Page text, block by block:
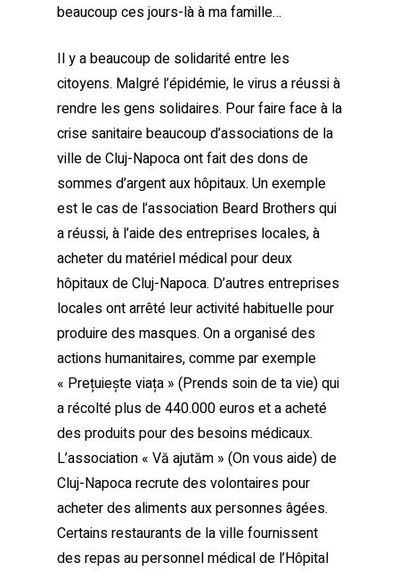
beaucoup ces jours-là à ma famille…
Il y a beaucoup de solidarité entre les
citoyens. Malgré l’épidémie, le virus a réussi à
rendre les gens solidaires. Pour faire face à la
crise sanitaire beaucoup d’associations de la
ville de Cluj-Napoca ont fait des dons de
sommes d’argent aux hôpitaux. Un exemple
est le cas de l’association Beard Brothers qui
a réussi, à l’aide des entreprises locales, à
acheter du matériel médical pour deux
hôpitaux de Cluj-Napoca. D’autres entreprises
locales ont arrêté leur activité habituelle pour
produire des masques. On a organisé des
actions humanitaires, comme par exemple
« Prețuiește viața » (Prends soin de ta vie) qui
a récolté plus de 440.000 euros et a acheté
des produits pour des besoins médicaux.
L’association « Vă ajutăm » (On vous aide) de
Cluj-Napoca recrute des volontaires pour
acheter des aliments aux personnes âgées.
Certains restaurants de la ville fournissent
des repas au personnel médical de l’Hôpital